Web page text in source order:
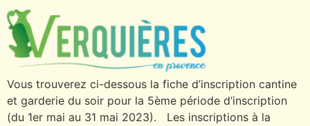
Vous trouverez ci-dessous la fiche d’inscription cantine
et garderie du soir pour la 5ème période d’inscription
(du 1er mai au 31 mai 2023). Les inscriptions à la